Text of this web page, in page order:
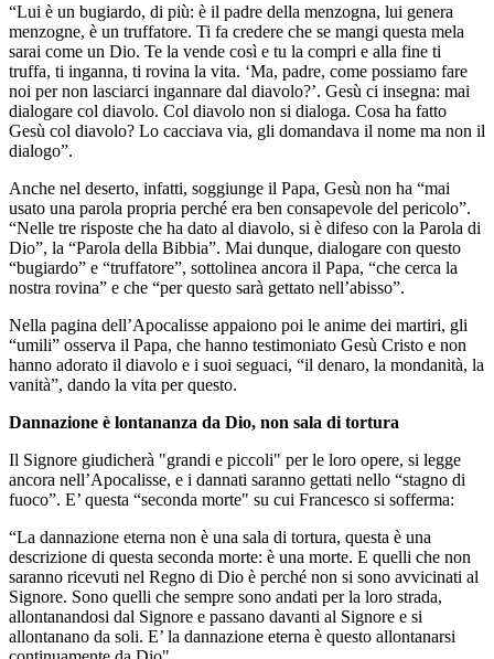
“Lui è un bugiardo, di più: è il padre della menzogna, lui genera
menzogne, è un truffatore. Ti fa credere che se mangi questa mela
sarai come un Dio. Te la vende così e tu la compri e alla fine ti
truffa, ti inganna, ti rovina la vita. ‘Ma, padre, come possiamo fare
noi per non lasciarci ingannare dal diavolo?’. Gesù ci insegna: mai
dialogare col diavolo. Col diavolo non si dialoga. Cosa ha fatto
Gesù col diavolo? Lo cacciava via, gli domandava il nome ma non il
dialogo”.
Anche nel deserto, infatti, soggiunge il Papa, Gesù non ha “mai
usato una parola propria perché era ben consapevole del pericolo”.
“Nelle tre risposte che ha dato al diavolo, si è difeso con la Parola di
Dio”, la “Parola della Bibbia”. Mai dunque, dialogare con questo
“bugiardo” e “truffatore”, sottolinea ancora il Papa, “che cerca la
nostra rovina” e che “per questo sarà gettato nell’abisso”.
Nella pagina dell’Apocalisse appaiono poi le anime dei martiri, gli
“umili” osserva il Papa, che hanno testimoniato Gesù Cristo e non
hanno adorato il diavolo e i suoi seguaci, “il denaro, la mondanità, la
vanità”, dando la vita per questo.
Dannazione è lontananza da Dio, non sala di tortura
Il Signore giudicherà "grandi e piccoli" per le loro opere, si legge
ancora nell’Apocalisse, e i dannati saranno gettati nello “stagno di
fuoco”. E’ questa “seconda morte" su cui Francesco si sofferma:
“La dannazione eterna non è una sala di tortura, questa è una
descrizione di questa seconda morte: è una morte. E quelli che non
saranno ricevuti nel Regno di Dio è perché non si sono avvicinati al
Signore. Sono quelli che sempre sono andati per la loro strada,
allontanandosi dal Signore e passano davanti al Signore e si
allontanano da soli. E’ la dannazione eterna è questo allontanarsi